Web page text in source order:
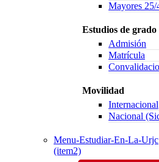
Mayores 25/
Estudios de grado
Admisión
Matrícula
Movilidad
Internacional
Nacional
Menu-Estudiar-En-La-Urjc
(item2)